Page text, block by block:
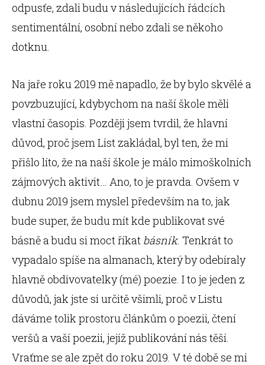
odpusťe, zdali budu v následujících řádcích
sentimentální, osobní nebo zdali se někoho
dotknu.
Na jaře roku 2019 mě napadlo, že by bylo skvělé a
povzbuzující, kdybychom na naší škole měli
vlastní časopis. Později jsem tvrdil, že hlavní
důvod, proč jsem List zakládal, byl ten, že mi
přišlo líto, že na naší škole je málo mimoškolních
zájmových aktivit… Ano, to je pravda. Ovšem v
dubnu 2019 jsem myslel především na to, jak
bude super, že budu mít kde publikovat své
básně a budu si moct říkat básník. Tenkrát to
vypadalo spíše na almanach, který by odebíraly
hlavně obdivovatelky (mé) poezie. I to je jeden z
důvodů, jak jste si určitě všimli, proč v Listu
dáváme tolik prostoru článkům o poezii, čtení
veršů a vaší poezii, jejíž publikování nás těší.
Vraťme se ale zpět do roku 2019. V té době se mi